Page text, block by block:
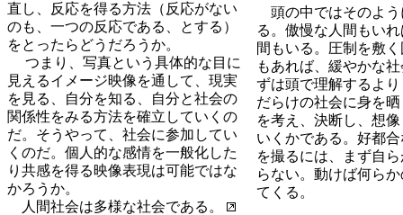
直し、反応を得る方法（反応がない
のも、一つの反応である、とする）
をとったらどうだろうか。
つまり、写真という具体的な目に
見えるイメージ映像を通して、現実
を見る、自分を知る、自分と社会の
関係性をみる方法を確立していくの
だ。そうやって、社会に参加してい
くのだ。個人的な感情を一般化した
り共感を得る映像表現は可能ではな
かろうか。
人間社会は多様な社会である。
頭の中ではそのよう
る。傲慢な人間もい
間もいる。圧制を敷
もあれば、緩やかな
ずは頭で理解するよ
だらけの社会に身を
を考え、決断し、想
いくかである。好都
を撮るには、まず自
らない。動けば何ら
てくる。